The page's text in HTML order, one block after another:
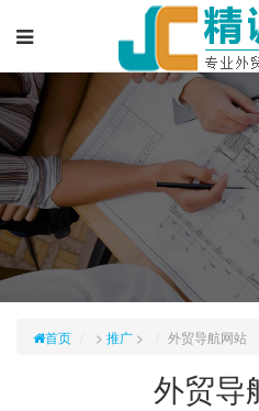
首页 > 推广 > 外贸导航网站
外贸导